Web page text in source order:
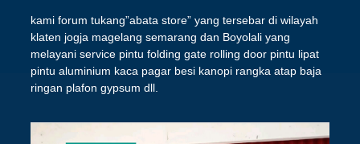
kami forum tukang”abata store” yang tersebar di wilayah
klaten jogja magelang semarang dan Boyolali yang
melayani service pintu folding gate rolling door pintu lipat
pintu aluminium kaca pagar besi kanopi rangka atap baja
ringan plafon gypsum dll.